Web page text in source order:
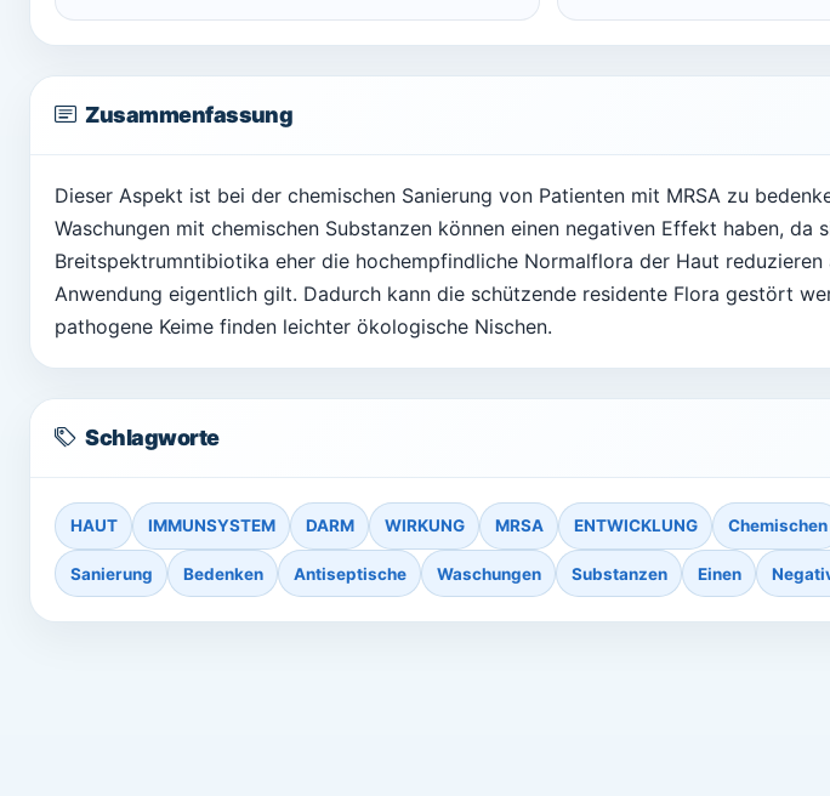
Zusammenfassung
Dieser Aspekt ist bei der chemischen Sanierung von Patienten mit MRSA zu
Waschungen mit chemischen Substanzen können einen negativen Effekt haben, da
Breitspektrumntibiotika eher die hochempfindliche Normalflora der Haut reduzieren
Anwendung eigentlich gilt. Dadurch kann die schützende residente Flora gestört
pathogene Keime finden leichter ökologische Nischen.
Schlagworte
HAUT IMMUNSYSTEM DARM WIRKUNG MRSA ENTWICKLUNG Chemischen
Sanierung Bedenken Antiseptische Waschungen Substanzen Einen